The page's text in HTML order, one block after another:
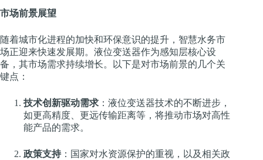
市场前景展望
随着城市化进程的加快和环保意识的提升，智慧水务市
场正迎来快速发展期。液位变送器作为感知层核心设
备，其市场需求持续增长。以下是对市场前景的几个关
键点：
技术创新驱动需求 ：液位变送器技术的不断进步，
如更高精度、更远传输距离等，将推动市场对高性
能产品的需求。
政策支持：国家对水资源保护的重视，以及相关政